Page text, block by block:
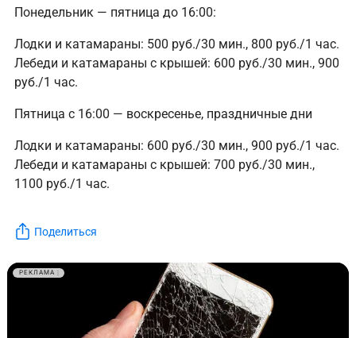
Понедельник — пятница до 16:00:
Лодки и катамараны: 500 руб./30 мин., 800 руб./1 час.
Лебеди и катамараны с крышей: 600 руб./30 мин., 900
руб./1 час.
Пятница с 16:00 — воскресенье, праздничные дни
Лодки и катамараны: 600 руб./30 мин., 900 руб./1 час.
Лебеди и катамараны с крышей: 700 руб./30 мин.,
1100 руб./1 час.
Поделиться
РЕКЛАМА